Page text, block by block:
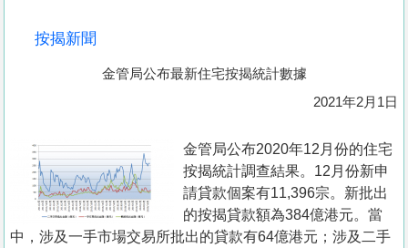
冊
按揭新聞
金管局公布最新住宅按揭統計數據
2021年2月1日
金管局公布2020年12月份的住宅
按揭統計調查結果。12月份新申
請貸款個案有11,396宗。新批出
的按揭貸款額為384億港元。當
中，涉及一手市場交易所批出的貸款有64億港元；涉及二手